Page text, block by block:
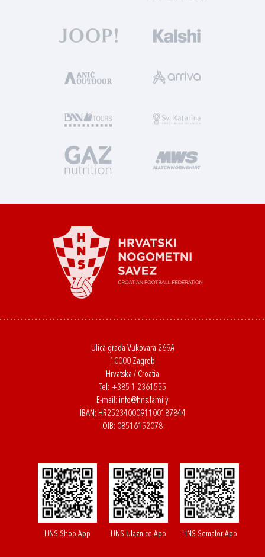
Ulica grada Vukovara 269A
10000 Zagreb
Hrvatska / Croatia
Tel: +385 1 2361555
E-mail: info@hns.family
IBAN: HR2523400091100187844
OIB: 08516152078
HNS Shop App HNS Ulaznice App HNS Semafor App